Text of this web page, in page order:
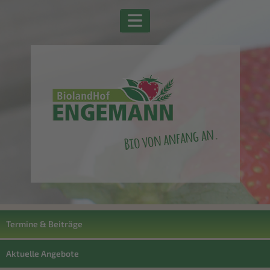
Termine & Beiträge
Aktuelle Angebote